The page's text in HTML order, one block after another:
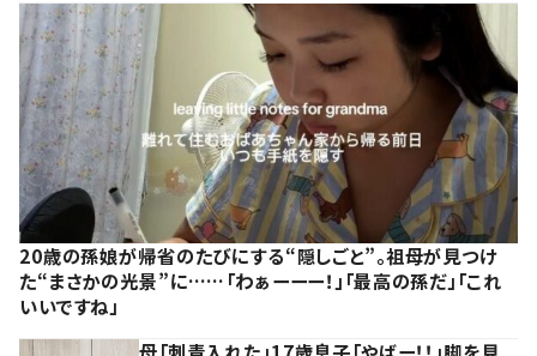
20歳の孫娘が帰省のたびにする“隠しごと”。祖母が見つけ
た“まさかの光景”に……「わぁーーー！」「最高の孫だ」「これ
いいですね」